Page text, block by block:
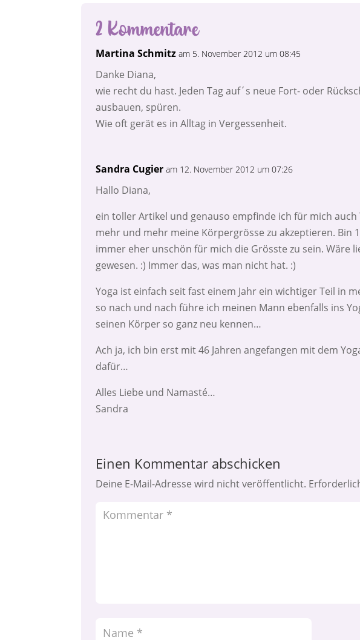
2 Kommentare
Martina Schmitz am 5. November 2012 um 08:45
Danke Diana,
wie recht du hast. Jeden Tag auf´s neue Fort- oder
ausbauen, spüren.
Wie oft gerät es in Alltag in Vergessenheit.
Sandra Cugier am 12. November 2012 um 07:26
Hallo Diana,
ein toller Artikel und genauso empfinde ich für mich auch
mehr und mehr meine Körpergrösse zu akzeptieren. Bin
immer eher unschön für mich die Grösste zu sein. Wäre
gewesen. :) Immer das, was man nicht hat. :)
Yoga ist einfach seit fast einem Jahr ein wichtiger Teil in
so nach und nach führe ich meinen Mann ebenfalls ins
seinen Körper so ganz neu kennen…
Ach ja, ich bin erst mit 46 Jahren angefangen mit dem
dafür…
Alles Liebe und Namasté…
Sandra
Einen Kommentar abschicken
Deine E-Mail-Adresse wird nicht veröffentlicht.